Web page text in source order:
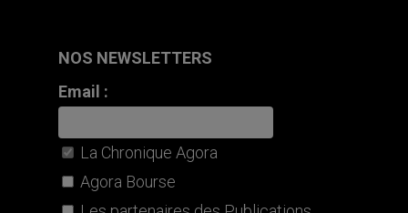
NOS NEWSLETTERS
Email :
La Chronique Agora
Agora Bourse